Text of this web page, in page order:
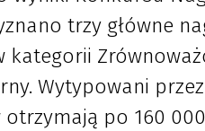
trzy główne
kategorii
Wytypowani
po 160